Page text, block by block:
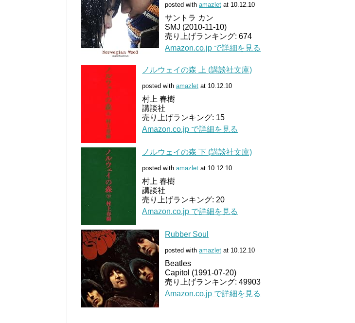
posted with amazlet at 10.12.10
サントラ カン
SMJ (2010-11-10)
売り上げランキング: 674
Amazon.co.jp で詳細を見る
ノルウェイの森 上 (講談社文庫)
posted with amazlet at 10.12.10
村上 春樹
講談社
売り上げランキング: 15
Amazon.co.jp で詳細を見る
ノルウェイの森 下 (講談社文庫)
posted with amazlet at 10.12.10
村上 春樹
講談社
売り上げランキング: 20
Amazon.co.jp で詳細を見る
Rubber Soul
posted with amazlet at 10.12.10
Beatles
Capitol (1991-07-20)
売り上げランキング: 49903
Amazon.co.jp で詳細を見る